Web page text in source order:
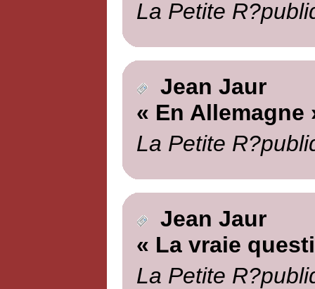
La Petite
Jean Jaur
« En Allemagne
La Petite
Jean Jaur
« La vraie
La Petite